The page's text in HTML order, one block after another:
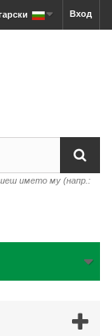
Вход
името му (напр.: